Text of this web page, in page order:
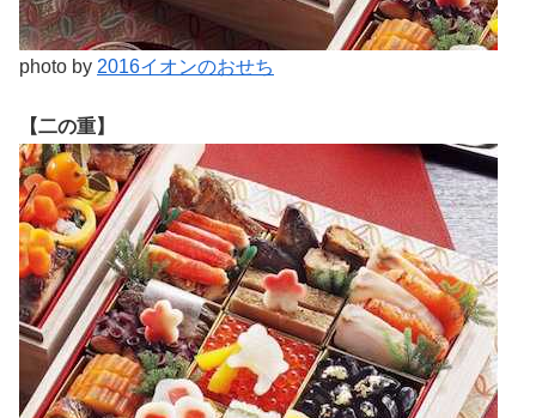
photo by 2016イオンのおせち
【二の重】